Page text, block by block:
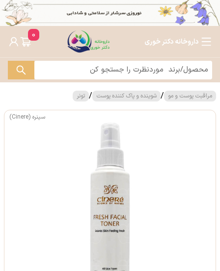
داروخانه دکتر خوری
0
مراقبت پوست و مو / شوینده و پاک کننده پوست / تونر
سینره (Cinere)